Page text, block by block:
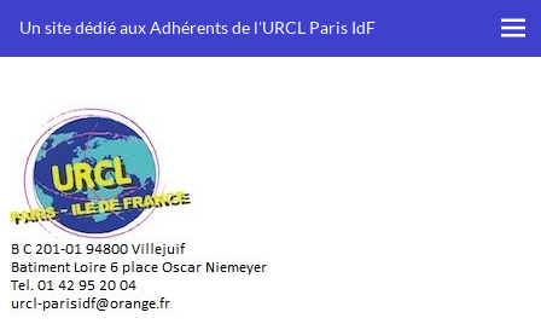
Un site dédié aux Adhérents de l'URCL Paris IdF